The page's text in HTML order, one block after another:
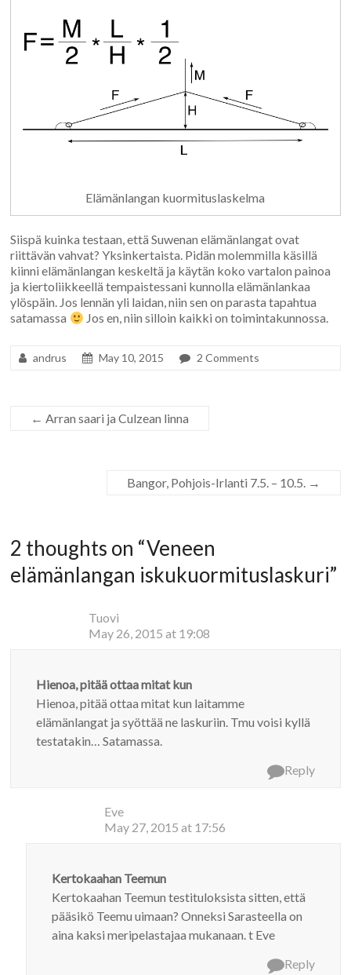
Elämänlangan kuormituslaskelma
Siispä kuinka testaan, että Suwenan elämänlangat ovat
riittävän vahvat? Yksinkertaista. Pidän molemmilla käsillä
kiinni elämänlangan keskeltä ja käytän koko vartalon painoa
ja kiertoliikkeellä tempaistessani kunnolla elämänlankaa
ylöspäin. Jos lennän yli laidan, niin sen on parasta tapahtua
satamassa
Jos en, niin silloin kaikki on toimintakunnossa.
andrus May 10, 2015 2 Comments
← Arran saari ja Culzean linna
Bangor, Pohjois-Irlanti 7.5. – 10.5. →
2 thoughts on “Veneen
elämänlangan iskukuormituslaskuri”
Tuovi
May 26, 2015 at 19:08
Hienoa, pitää ottaa mitat kun
Hienoa, pitää ottaa mitat kun laitamme
elämänlangat ja syöttää ne laskuriin. Tmu voisi kyllä
testatakin… Satamassa.
Reply
Eve
May 27, 2015 at 17:56
Kertokaahan Teemun
Kertokaahan Teemun testituloksista sitten, että
pääsikö Teemu uimaan? Onneksi Sarasteella on
aina kaksi meripelastajaa mukanaan. t Eve
Reply